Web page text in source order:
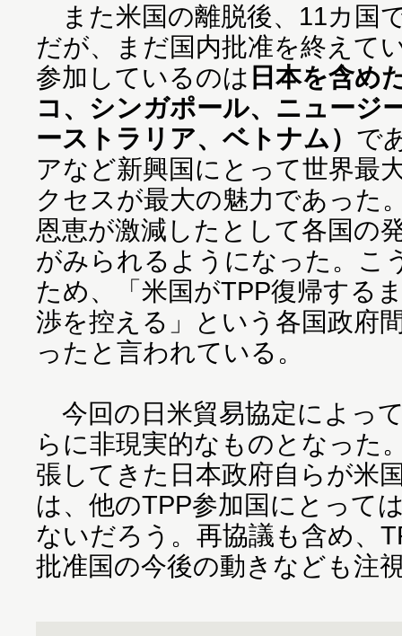
また米国の離脱後、11カ国
だが、まだ国内批准を終えて
参加しているのは 日本を含め
コ、シンガポール、ニュージ
ーストラリア、ベトナム） で
アなど新興国にとって世界最
クセスが最大の魅力であった
恩恵が激減したとして各国の
がみられるようになった。こ
ため、「米国がTPP復帰する
渉を控える」という各国政府
ったと言われている。
今回の日米貿易協定によっ
らに非現実的なものとなった
張してきた日本政府自らが米
は、他のTPP参加国にとって
ないだろう。再協議も含め、
批准国の今後の動きなども注